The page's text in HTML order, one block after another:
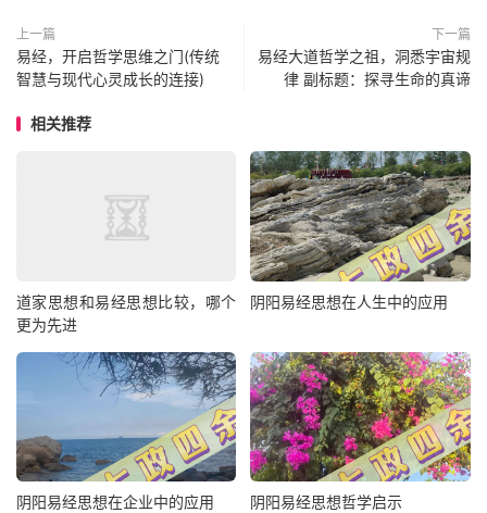
上一篇
易经，开启哲学思维之门(传统
智慧与现代心灵成长的连接)
下一篇
易经大道哲学之祖，洞悉宇宙规
律 副标题：探寻生命的真谛
相关推荐
道家思想和易经思想比较，哪个
更为先进
阴阳易经思想在人生中的应用
阴阳易经思想在企业中的应用 阴阳易经思想哲学启示